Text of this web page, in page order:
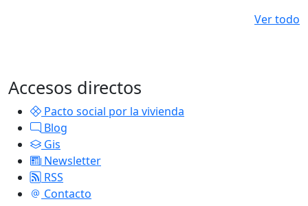
Ver todo
Accesos directos
Pacto social por la vivienda
Blog
Gis
Newsletter
RSS
Contacto